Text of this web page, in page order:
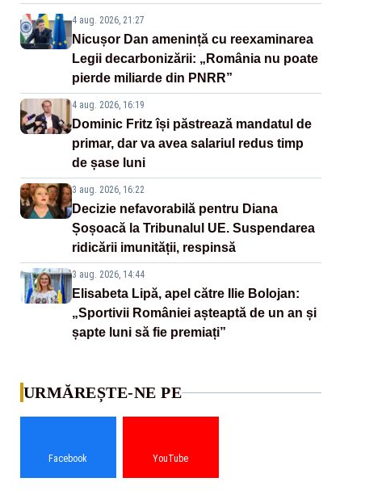
4 aug. 2026, 21:27
Nicușor Dan amenință cu reexaminarea
Legii decarbonizării: „România nu poate
pierde miliarde din PNRR”
4 aug. 2026, 16:19
Dominic Fritz își păstrează mandatul de
primar, dar va avea salariul redus timp
de șase luni
3 aug. 2026, 16:22
Decizie nefavorabilă pentru Diana
Șoșoacă la Tribunalul UE. Suspendarea
ridicării imunității, respinsă
3 aug. 2026, 14:44
Elisabeta Lipă, apel către Ilie Bolojan:
„Sportivii României așteaptă de un an și
șapte luni să fie premiați”
URMĂREȘTE-NE PE
Facebook YouTube